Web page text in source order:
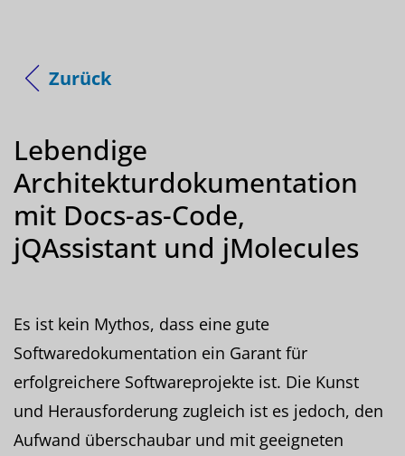
Zurück
Lebendige
Architekturdokumentation
mit Docs-as-Code,
jQAssistant und jMolecules
Es ist kein Mythos, dass eine gute
Softwaredokumentation ein Garant für
erfolgreichere Softwareprojekte ist. Die Kunst
und Herausforderung zugleich ist es jedoch, den
Aufwand überschaubar und mit geeigneten